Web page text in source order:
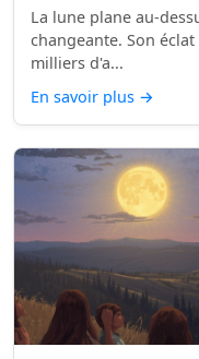
La lune plane au-
changeante. Son
milliers d'a...
En savoir plus →